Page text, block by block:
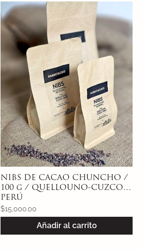
NIBS DE CACAO CHUNCHO /
100 g / QUELLOUNO-CUZCO-
PERÚ
$15,000.00
Añadir al carrito